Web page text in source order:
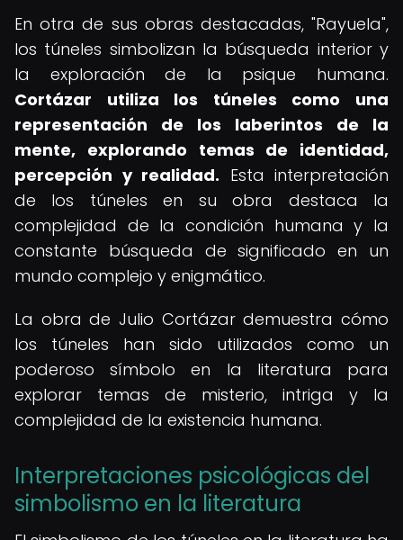
En otra de sus obras destacadas, "Rayuela",
los túneles simbolizan la búsqueda interior y
la exploración de la psique humana.
Cortázar utiliza los túneles como una
representación de los laberintos de la
mente, explorando temas de identidad,
percepción y realidad. Esta interpretación
de los túneles en su obra destaca la
complejidad de la condición humana y la
constante búsqueda de significado en un
mundo complejo y enigmático.
La obra de Julio Cortázar demuestra cómo
los túneles han sido utilizados como un
poderoso símbolo en la literatura para
explorar temas de misterio, intriga y la
complejidad de la existencia humana.
Interpretaciones psicológicas del
simbolismo en la literatura